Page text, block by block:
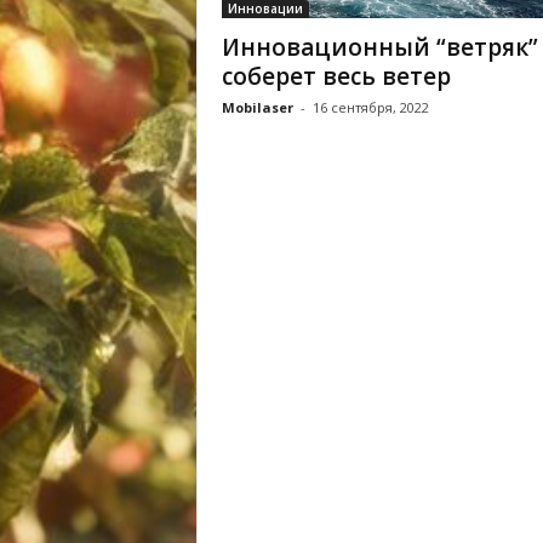
Инновации
Инновационный “ветряк”
соберет весь ветер
Mobilaser - 16 сентября, 2022